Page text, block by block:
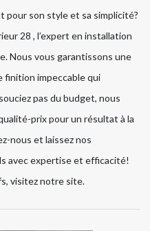
pour son style et sa simplicité?
28 , l’expert en installation
Nous vous garantissons une
finition impeccable qui
pas du budget, nous
prix pour un résultat à la
nous et laissez nos
avec expertise et efficacité!
visitez notre site.